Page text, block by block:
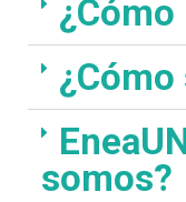
¿Cómo
somos?